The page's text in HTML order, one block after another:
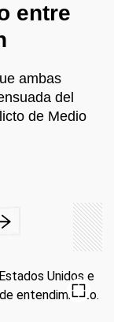
entre
ambas
del
de Medio